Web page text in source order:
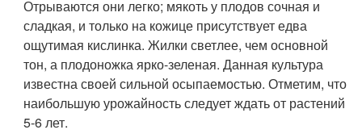
Отрываются они легко; мякоть у плодов сочная и
сладкая, и только на кожице присутствует едва
ощутимая кислинка. Жилки светлее, чем основной
тон, а плодоножка ярко-зеленая. Данная культура
известна своей сильной осыпаемостью. Отметим, что
наибольшую урожайность следует ждать от растений
5-6 лет.